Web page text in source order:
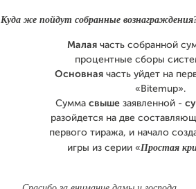
Куда же пойдут собранные
Малаячасть собранной
процентные сборы
Основная часть уйдет на
«Bitemup».
Сумма свыше заявленной -
разойдется на две
первого тиража, и начало
игры из серии «Простая